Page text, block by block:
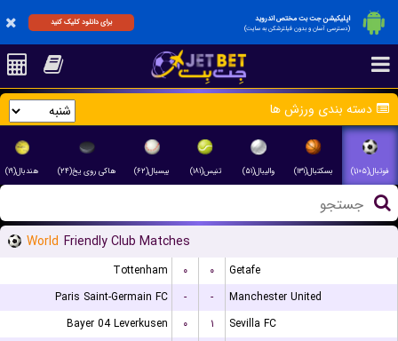
اپلیکیشن جت بت مختص اندروید
(دسترسی آسان و بدون فیلترشکن به سایت)
برای دانلود کلیک کنید
دسته بندی ورزش ها
فوتبال(۱,۱۰۵) بسکتبال(۱۳۱) والیبال(۵۱) تنیس(۱۸۱) بیسبال(۶۲) هاکی روی یخ(۲۴) هندبال(۱۹)
World Friendly Club Matches
Tottenham ۰ ۰
Getafe
Paris Saint-Germain FC
- -
Manchester United
Bayer 04 Leverkusen
۰ ۱
Sevilla FC